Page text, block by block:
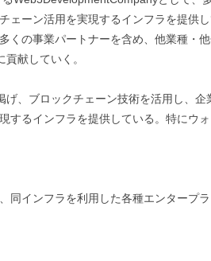
ーン活用を実現するインフラを提供し
くの事業パートナーを含め、他業種
献していく。
、ブロックチェーン技術を活用し、
るインフラを提供している。特にウ
同インフラを利用した各種エンタープ